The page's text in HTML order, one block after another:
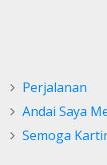
Perjalanan
Andai Saya
Semoga